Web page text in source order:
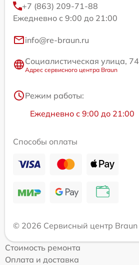
+7 (863) 209-71-88
Ежедневно с 9:00 до 21:00
info@re-braun.ru
Социалистическая улица, 74
Адрес сервисного центра Braun
Режим работы:
Ежедневно с 9:00 до 21:00
Способы оплаты
© 2026 Сервисный центр Braun
Стоимость ремонта
Оплата и доставка